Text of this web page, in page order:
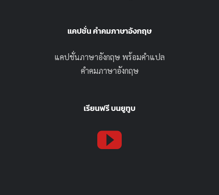
แคปชั่น คำคมภาษาอังกฤษ
แคปชั่นภาษาอังกฤษ พร้อมคำแปล
คำคมภาษาอังกฤษ
เรียนฟรี บนยูทูบ